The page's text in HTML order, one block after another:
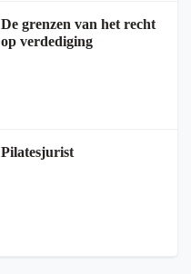
De grenzen van het recht
op verdediging
Pilatesjurist